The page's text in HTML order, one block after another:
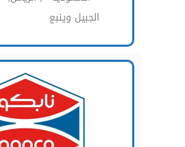
الجبيل وينبع